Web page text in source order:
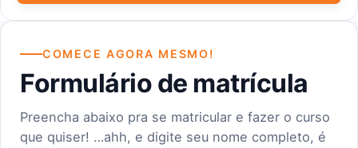
COMECE AGORA MESMO!
Formulário de matrícula
Preencha abaixo pra se matricular e fazer o curso
que quiser! …ahh, e digite seu nome completo, é